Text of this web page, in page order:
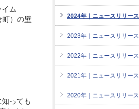
ム
町）の壁
っても
2024年｜ニュースリリース
2023年｜ニュースリリース
2022年｜ニュースリリース
2021年｜ニュースリリース
2020年｜ニュースリリース